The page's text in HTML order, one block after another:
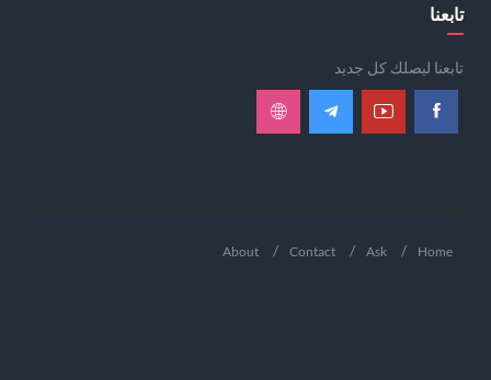
تابعنا
تابعنا ليصلك كل جديد
Home
Ask
Contact
About